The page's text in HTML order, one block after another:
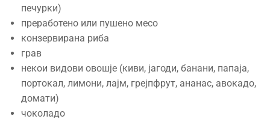
печурки)
преработено или пушено месо
конзервирана риба
грав
некои видови овошје (киви, јагоди, банани, папаја,
портокал, лимони, лајм, грејпфрут, ананас, авокадо,
домати)
чоколадо